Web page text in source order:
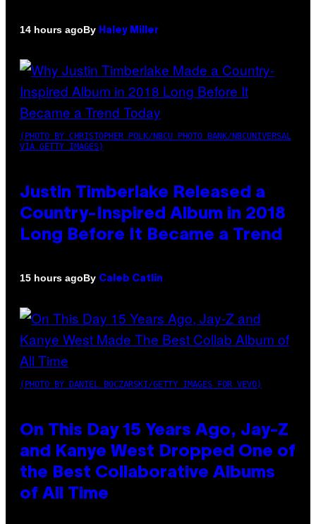
14 hours agoBy Haley Miller
(PHOTO BY CHRISTOPHER POLK/NBCU PHOTO BANK/NBCUNIVERSAL
VIA GETTY IMAGES)
Justin Timberlake Released a
Country-Inspired Album in 2018
Long Before It Became a Trend
15 hours agoBy Caleb Catlin
(PHOTO BY DANIEL BOCZARSKI/GETTY IMAGES FOR VEVO)
On This Day 15 Years Ago, Jay-Z
and Kanye West Dropped One of
the Best Collaborative Albums
of All Time